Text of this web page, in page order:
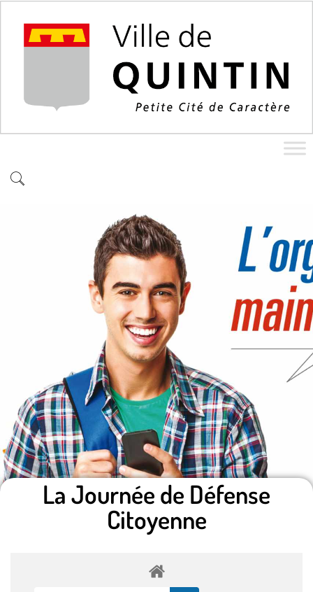
La Journée de Défense
Citoyenne